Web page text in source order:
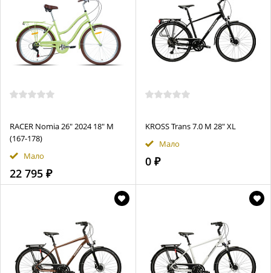
RACER Nomia 26" 2024 18" M
(167-178)
Мало
22 795 ₽
KROSS Trans 7.0 M 28" XL
Мало
0 ₽